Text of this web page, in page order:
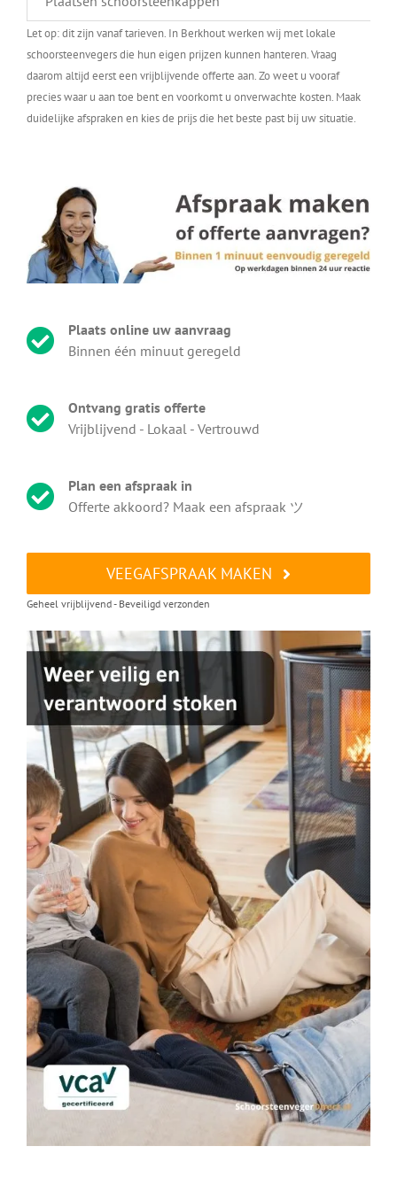
Let op: dit zijn vanaf tarieven. In Berkhout werken wij met lokale
schoorsteenvegers die hun eigen prijzen kunnen hanteren. Vraag
daarom altijd eerst een vrijblijvende offerte aan. Zo weet u vooraf
precies waar u aan toe bent en voorkomt u onverwachte kosten. Maak
duidelijke afspraken en kies de prijs die het beste past bij uw situatie.
Plaats online uw aanvraag
Binnen één minuut geregeld
Ontvang gratis offerte
Vrijblijvend - Lokaal - Vertrouwd
Plan een afspraak in
Offerte akkoord? Maak een afspraak ツ
VEEGAFSPRAAK MAKEN
Geheel vrijblijvend - Beveiligd verzonden